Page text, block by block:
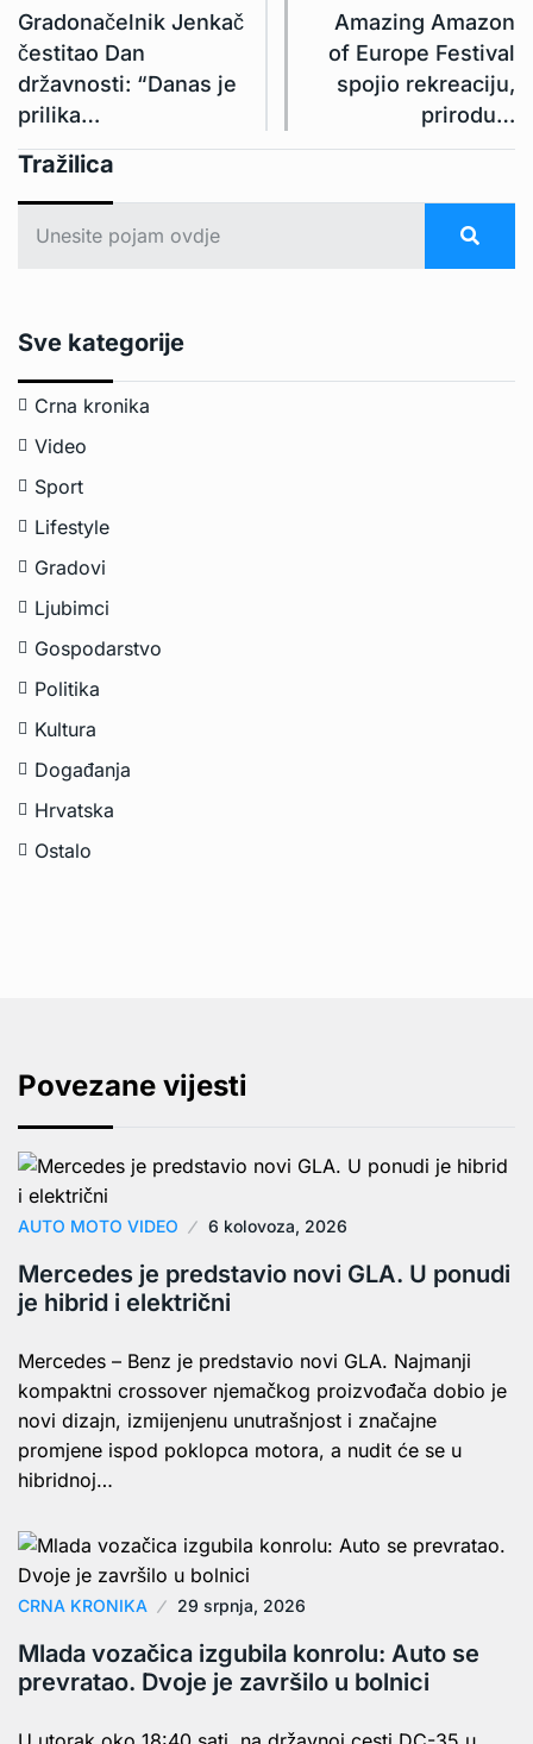
Gradonačelnik Jenkač
čestitao Dan
državnosti: “Danas je
prilika…
Amazing Amazon
of Europe Festival
spojio rekreaciju,
prirodu…
Tražilica
Sve kategorije
Crna kronika
Video
Sport
Lifestyle
Gradovi
Ljubimci
Gospodarstvo
Politika
Kultura
Događanja
Hrvatska
Ostalo
Povezane vijesti
AUTO MOTO VIDEO 6 kolovoza, 2026
Mercedes je predstavio novi GLA. U ponudi
je hibrid i električni
Mercedes – Benz je predstavio novi GLA. Najmanji
kompaktni crossover njemačkog proizvođača dobio je
novi dizajn, izmijenjenu unutrašnjost i značajne
promjene ispod poklopca motora, a nudit će se u
hibridnoj…
CRNA KRONIKA 29 srpnja, 2026
Mlada vozačica izgubila konrolu: Auto se
prevratao. Dvoje je završilo u bolnici